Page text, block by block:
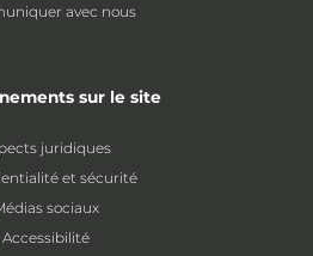
avec nous
sur le site
juridiques
et sécurité
sociaux
Accessibilité